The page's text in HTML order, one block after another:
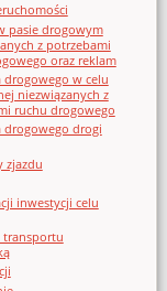
pasie drogowym
z potrzebami
oraz reklam
drogowego w celu
niezwiązanych z
ruchu drogowego
drogowego drogi
zjazdu
inwestycji celu
transportu